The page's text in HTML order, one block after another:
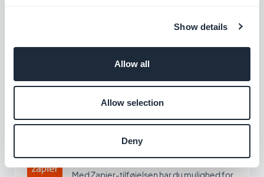
Show details
Allow all
Allow selection
Deny
Make (til e-handel)
Med Make-udvidelsen har du mulighed for
tusindvis af andre onlinetjenester. Det er
automatiseringer op uden at skulle kode.
(Du skal have en konto på www.make.com
Zapier (til e-handel)
Med Zapier-tilføjelsen har du mulighed for